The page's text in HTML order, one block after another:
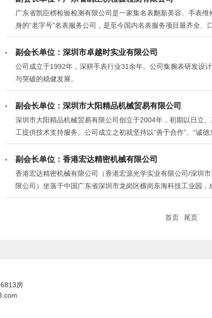
广东省凯臣榜检验检测有限公司是一家集名表翻新美容、手表
身的“老字号”名表服务公司，是至今国内名表服务项目最齐全、
精益求精的理念，公司的业务遍及全国各地，由中国东南部开
凯臣。
副会长单位：深圳市卓越时实业有限公司
公司成立于1992年，深耕手表行业31余年。公司集腕表研发设
与突破的稳健发展。
副会长单位：深圳市大阳精品机械贸易有限公司
深圳市大阳精品机械贸易有限公司创立于2004年，初期以日立
工提供技术支持服务。公司成立之初就坚持以“善于合作”、“诚
术，合理运用森精机、马扎克、发那科、兄弟、现代威亚、永
产技术难题。
副会长单位：香港宏达精密机械有限公司
香港宏达精密机械有限公司（香港宏源光学实业有限公司/深圳
限公司）坐落于中国广东省深圳市龙岗区横岗东海科技工业园
为一体的钟表（首饰）精密机械公司。我公司产品远销国外，
首页
尾页
房